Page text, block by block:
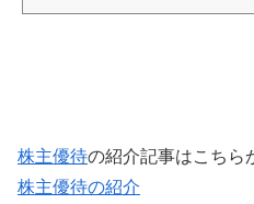
株主優待の紹介記事はこちら
株主優待の紹介